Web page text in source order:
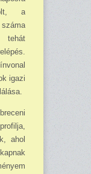
a
igazi
ahol